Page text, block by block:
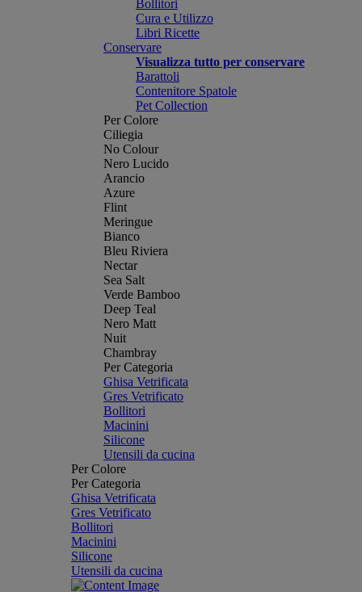
Bollitori
Cura e Utilizzo
Libri Ricette
Conservare
Visualizza tutto per conservare
Barattoli
Contenitore Spatole
Pet Collection
Per Colore
Ciliegia
No Colour
Nero Lucido
Arancio
Azure
Flint
Meringue
Bianco
Bleu Riviera
Nectar
Sea Salt
Verde Bamboo
Deep Teal
Nero Matt
Nuit
Chambray
Per Categoria
Ghisa Vetrificata
Gres Vetrificato
Bollitori
Macinini
Silicone
Utensili da cucina
Per Colore
Per Categoria
Ghisa Vetrificata
Gres Vetrificato
Bollitori
Macinini
Silicone
Utensili da cucina